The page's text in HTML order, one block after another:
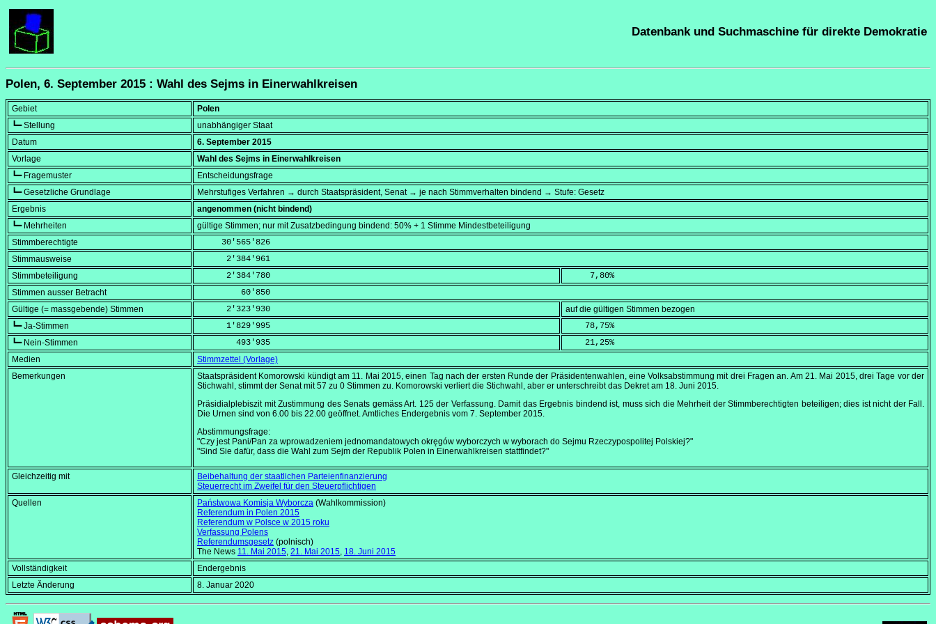
Datenbank und Suchmaschine für direkte Demokratie
Polen, 6. September 2015 : Wahl des Sejms in Einerwahlkreisen
Gebiet
Polen
┗━ Stellung
unabhängiger Staat
Datum
6. September 2015
Vorlage
Wahl des Sejms in Einerwahlkreisen
┗━ Fragemuster
Entscheidungsfrage
┗━ Gesetzliche Grundlage
Mehrstufiges Verfahren → durch Staatspräsident, Senat → je nach Stimmverhalten bindend → Stufe: Gesetz
Ergebnis
angenommen (nicht bindend)
┗━ Mehrheiten
gültige Stimmen; nur mit Zusatzbedingung bindend: 50% + 1 Stimme Mindestbeteiligung
Stimmberechtigte
     30'565'826
Stimmausweise
      2'384'961
Stimmbeteiligung
      2'384'780
     7,80
%
Stimmen ausser Betracht
         60'850
Gültige (= massgebende) Stimmen
      2'323'930
auf die gültigen Stimmen bezogen
┗━ Ja-Stimmen
      1'829'995
    78,75
%
┗━ Nein-Stimmen
        493'935
    21,25
%
Medien
Stimmzettel (Vorlage)
Bemerkungen
Staatspräsident Komorowski kündigt am 11. Mai 2015, einen Tag nach der ersten Runde der Präsidentenwahlen, eine Volksabstimmung mit drei Fragen an. Am21. Mai 2015, drei Tage vor der
Stichwahl, stimmt der Senat mit 57 zu 0 Stimmen zu. Komorowski verliert die Stichwahl, aber er unterschreibt das Dekret am 18. Juni 2015.
Präsidialplebiszit mit Zustimmung des Senats gemäss Art. 125 der Verfassung. Damit das Ergebnis bindend ist, muss sich die Mehrheit der Stimmberechtigten beteiligen; dies ist nicht der Fall.
Die Urnen sind von 6.00 bis 22.00 geöffnet. Amtliches Endergebnis vom 7. September 2015.
Abstimmungsfrage:
"Czy jest Pani/Pan za wprowadzeniem jednomandatowych okręgów wyborczych w wyborach do Sejmu Rzeczypospolitej Polskiej?"
"Sind Sie dafür, dass die Wahl zum Sejm der Republik Polen in Einerwahlkreisen stattfindet?"
Gleichzeitig mit
Beibehaltung der staatlichen Parteienfinanzierung
Steuerrecht im Zweifel für den Steuerpflichtigen
Quellen
Państwowa Komisja Wyborcza (Wahlkommission)
Referendum in Polen 2015
Referendum w Polsce w 2015 roku
Verfassung Polens
Referendumsgesetz (polnisch)
The News 11. Mai 2015, 21. Mai 2015, 18. Juni 2015
Vollständigkeit
Endergebnis
Letzte Änderung
8. Januar 2020